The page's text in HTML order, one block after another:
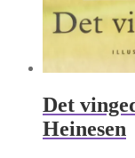
Det
Heinesen